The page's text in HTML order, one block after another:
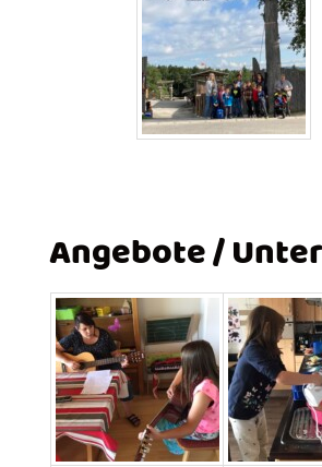
Angebote /